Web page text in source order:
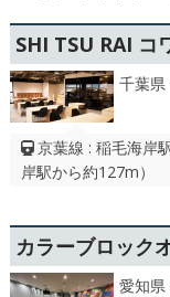
SHI TSU RAI コ
千葉県
京葉線 : 稲毛海岸
岸駅から約127m）
カラーブロック
愛知県